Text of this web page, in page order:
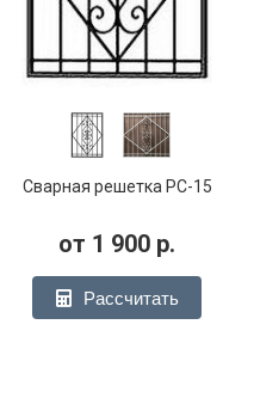
Сварная решетка РС-15
от 1 900 р.
Рассчитать